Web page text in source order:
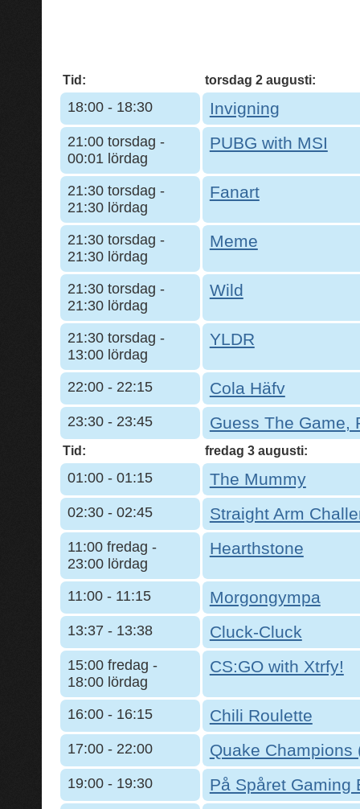
Tid: torsdag 2 augusti:
18:00 - 18:30 Invigning
21:00 torsdag -
00:01 lördag
PUBG with MSI
21:30 torsdag -
21:30 lördag
Fanart
21:30 torsdag -
21:30 lördag
Meme
21:30 torsdag -
21:30 lördag
Wild
21:30 torsdag -
13:00 lördag
YLDR
22:00 - 22:15 Cola Häfv
23:30 - 23:45 Guess The Game,
Tid: fredag 3 augusti:
01:00 - 01:15 The Mummy
02:30 - 02:45 Straight Arm
11:00 fredag -
23:00 lördag
Hearthstone
11:00 - 11:15 Morgongympa
13:37 - 13:38 Cluck-Cluck
15:00 fredag -
18:00 lördag
CS:GO with Xtrfy!
16:00 - 16:15 Chili Roulette
17:00 - 22:00 Quake Champions
19:00 - 19:30 På Spåret Gaming